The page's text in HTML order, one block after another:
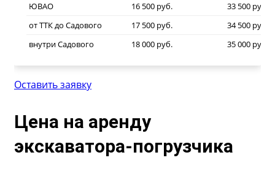
ЮВАО
16 500 руб.
33 500 руб.
от ТТК до Садового
17 500 руб.
34 500 руб.
внутри Садового
18 000 руб. 35 000 руб.
Оставить заявку
Цена на аренду
экскаватора-погрузчика